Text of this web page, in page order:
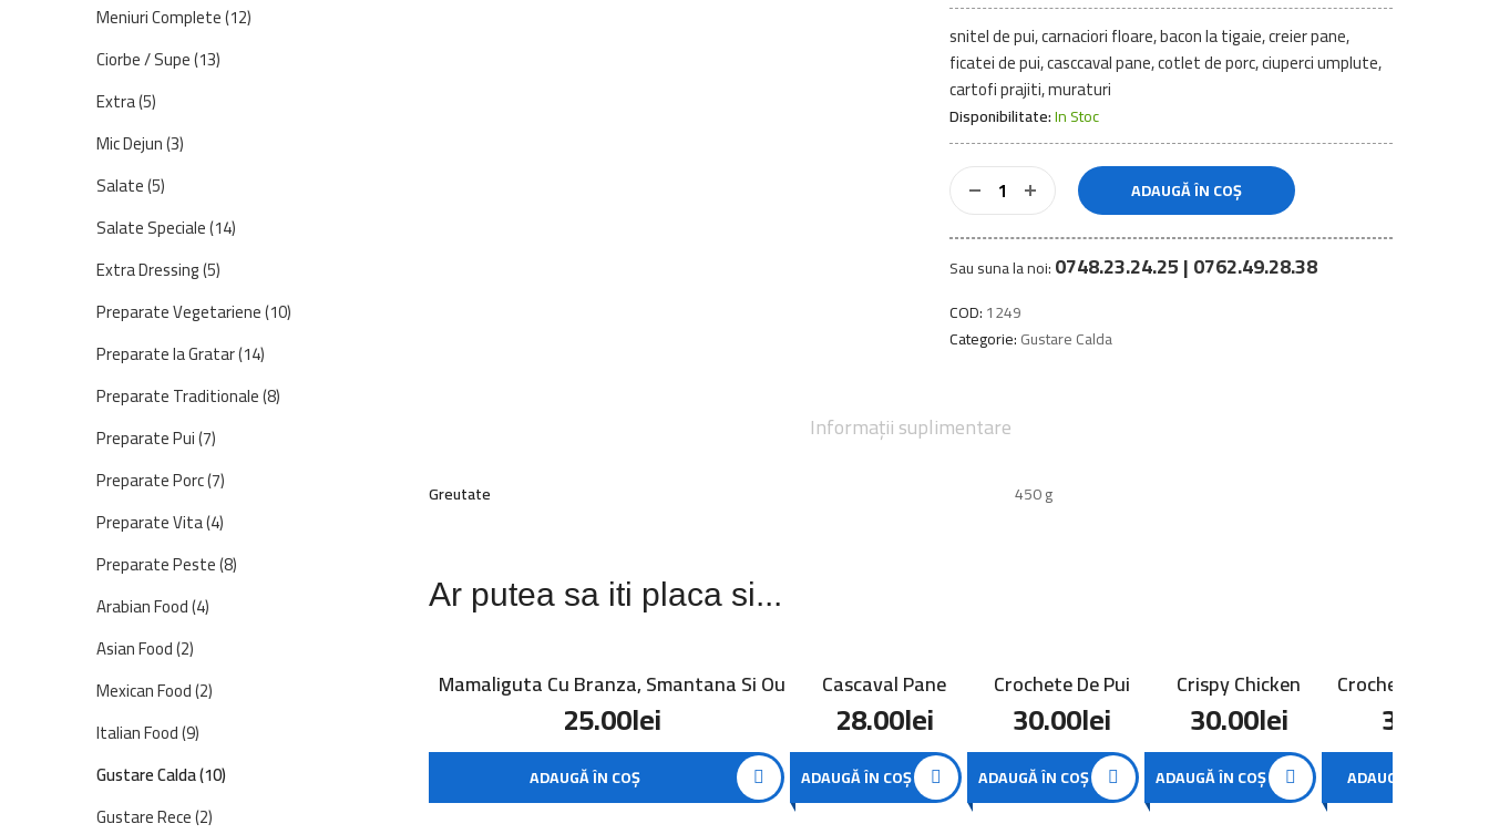
snitel de pui, carnaciori floare, bacon la tigaie, creier pane,
ficatei de pui, casccaval pane, cotlet de porc, ciuperci umplute,
cartofi prajiti, muraturi
Disponibilitate:In Stoc
ADAUGĂ ÎN COȘ
Sau suna la noi:0748.23.24.25 | 0762.49.28.38
COD:1249
Categorie:Gustare Calda
Informații suplimentare
Greutate 450 g
Ar putea sa iti placa si...
Mamaliguta Cu Branza, Smantana Si Ou
25.00lei
ADAUGĂ ÎN COȘ
Cascaval Pane
28.00lei
ADAUGĂ ÎN COȘ
Crochete De Pui
30.00lei
ADAUGĂ ÎN COȘ
Crispy Chicken
30.00lei
ADAUGĂ ÎN COȘ
Crochete De
30.00
ADAUGĂ ÎN COȘ
Meniuri Complete(12)
Ciorbe / Supe(13)
Extra(5)
Mic Dejun(3)
Salate(5)
Salate Speciale(14)
Extra Dressing(5)
Preparate Vegetariene(10)
Preparate la Gratar(14)
Preparate Traditionale(8)
Preparate Pui(7)
Preparate Porc(7)
Preparate Vita(4)
Preparate Peste(8)
Arabian Food(4)
Asian Food(2)
Mexican Food(2)
Italian Food(9)
Gustare Calda(10)
Gustare Rece(2)